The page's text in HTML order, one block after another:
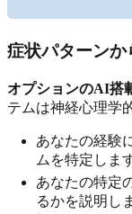
症状パターン
オプションのAI搭
テムは神経心理学
あなたの経験
ムを特定しま
あなたの特定
るかを説明し